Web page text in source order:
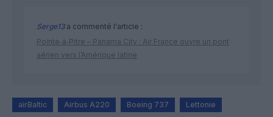
Serge13a commenté l'article :
Pointe‑à‑Pitre – Panama City : Air France ouvre un pont
aérien vers l’Amérique latine
airBaltic Airbus A220 Boeing 737 Lettonie